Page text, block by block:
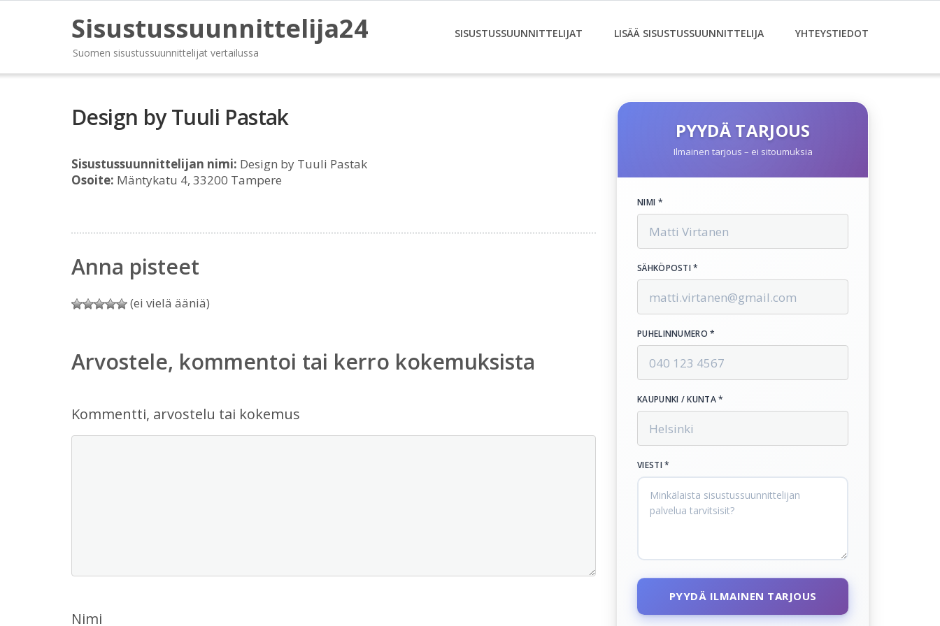
Sisustussuunnittelija24
Suomen sisustussuunnittelijat vertailussa
SISUSTUSSUUNNITTELIJAT LISÄÄ SISUSTUSSUUNNITTELIJA YHTEYSTIEDOT
Design by Tuuli Pastak
Sisustussuunnittelijan nimi: Design by Tuuli Pastak
Osoite: Mäntykatu 4, 33200 Tampere
Anna pisteet
(ei vielä ääniä)
Arvostele, kommentoi tai kerro kokemuksista
Kommentti, arvostelu tai kokemus
Nimi
PYYDÄ TARJOUS
Ilmainen tarjous – ei sitoumuksia
NIMI *
SÄHKÖPOSTI *
PUHELINNUMERO *
KAUPUNKI / KUNTA *
VIESTI *
PYYDÄ ILMAINEN TARJOUS